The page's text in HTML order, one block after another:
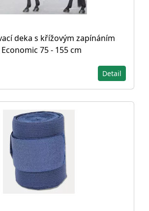
deka s křížovým zapínáním
Economic 75 - 155 cm
Detail